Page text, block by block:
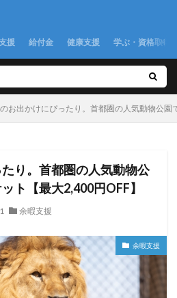
援 給付金 健康支援 学ぶ・資格取得
お出かけにぴったり。首都圏の人気動物公
り。首都圏の人気動物公
ト【最大2,400円OFF】
余暇支援
余暇支援